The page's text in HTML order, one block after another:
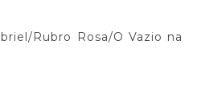
Rubro Rosa/O Vazio na